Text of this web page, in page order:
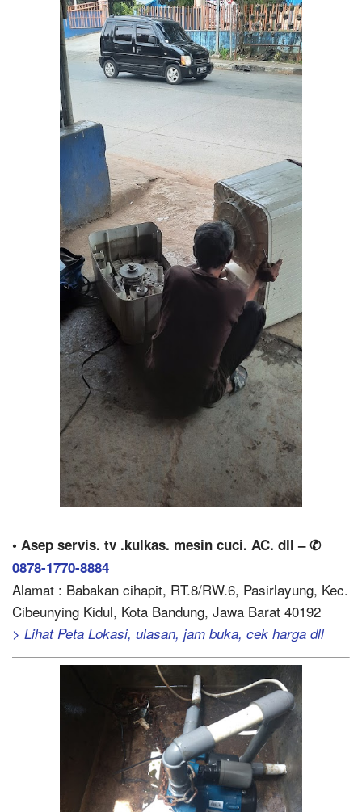
• Asep servis. tv .kulkas. mesin cuci. AC. dll – ✆
0878-1770-8884
Alamat : Babakan cihapit, RT.8/RW.6, Pasirlayung, Kec.
Cibeunying Kidul, Kota Bandung, Jawa Barat 40192
> Lihat Peta Lokasi, ulasan, jam buka, cek harga dll